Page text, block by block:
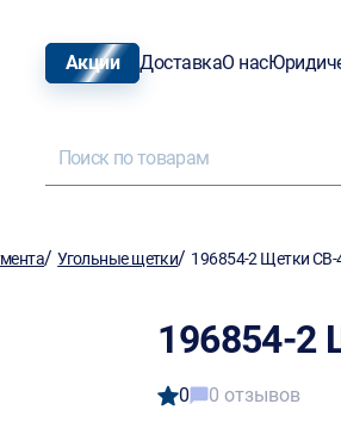
Акции ДоставкаО нас
/Угольные щетки/ 196854-2 Щетки
196854-2
0 0 отзывов